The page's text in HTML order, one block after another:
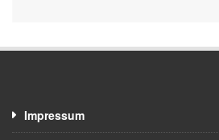
Impressum